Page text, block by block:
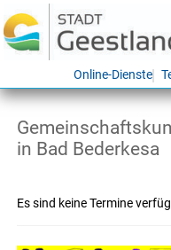
Online-Dienste
in Bad Bederkesa
Es sind keine Termine